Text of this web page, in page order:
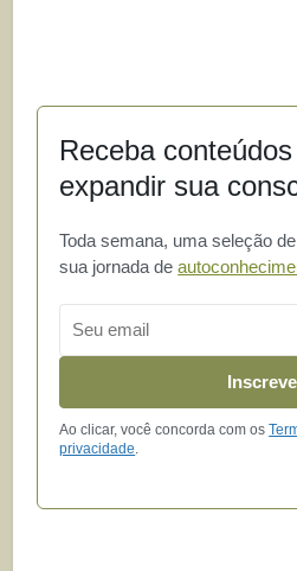
Receba
expandir sua
Toda semana, uma seleção
sua jornada de
Ao clicar, você concorda com os
privacidade